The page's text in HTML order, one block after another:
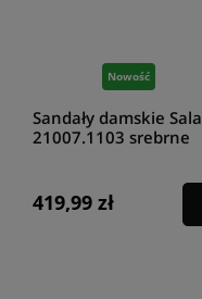
Nowość
Sandały damskie Sala
21007.1103 srebrne
419,99 zł